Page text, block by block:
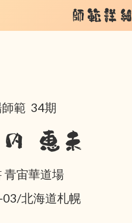
師範詳細
範 34期
恵未
青宙華道場
03/北海道札幌